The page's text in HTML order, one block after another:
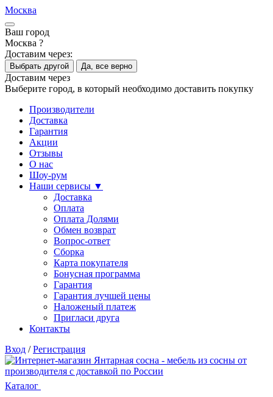
Москва
Ваш город
Москва ?
Доставим через:
Выбрать другой Да, все верно
Доставим через
Выберите город, в который необходимо доставить покупку
Производители
Доставка
Гарантия
Акции
Отзывы
О нас
Шоу-рум
Наши сервисы ▼
Доставка
Оплата
Оплата Долями
Обмен возврат
Вопрос-ответ
Сборка
Карта покупателя
Бонусная программа
Гарантия
Гарантия лучшей цены
Наложеный платеж
Пригласи друга
Контакты
Вход / Регистрация
Каталог